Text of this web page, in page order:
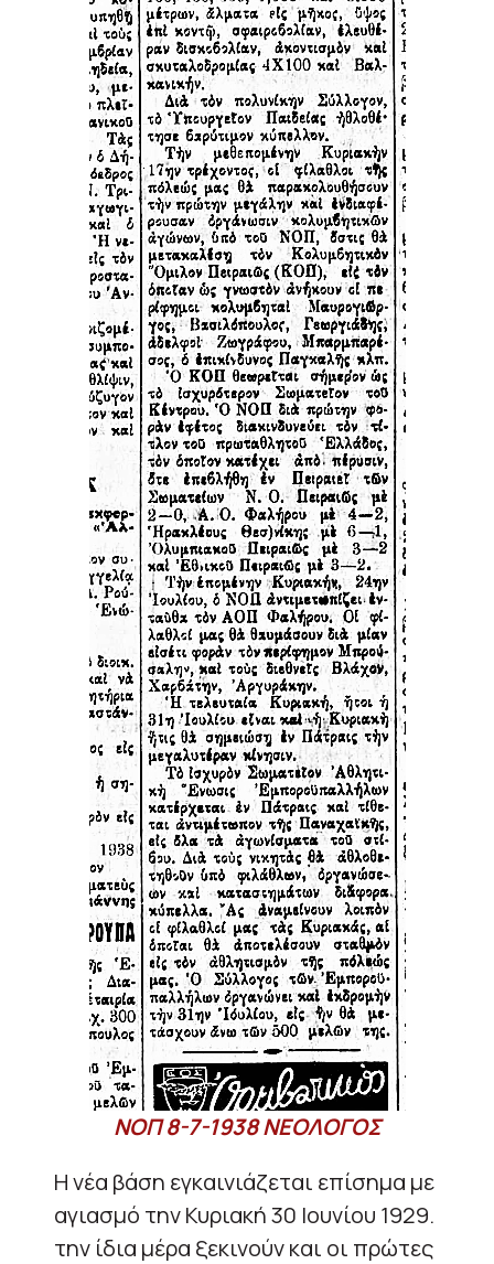
ΝΟΠ 8-7-1938 ΝΕΟΛΟΓΟΣ
Η νέα βάση εγκαινιάζεται επίσημα με
αγιασμό την Κυριακή 30 Ιουνίου 1929.
την ίδια μέρα ξεκινούν και οι πρώτες